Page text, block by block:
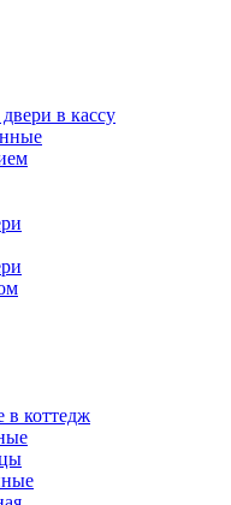
в кассу
в коттедж